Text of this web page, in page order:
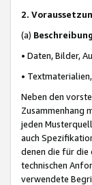
2.
(a) Beschreibung
• Daten, Bilder,
•
Neben den
Zusammenhang
jeden
auch
denen die für die
technischen
verwendete